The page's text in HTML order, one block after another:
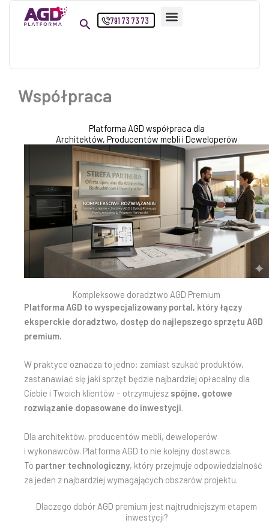
Przejdź
791 73 73 73
Współpraca
Platforma AGD współpraca dla
Architektów, Producentów mebli i Deweloperów
Kompleksowe doradztwo AGD Premium
Platforma AGD to wyspecjalizowany portal, który łączy
eksperckie doradztwo, dostęp do najlepszego sprzętu AGD
premium.
W praktyce oznacza to jedno: zamiast szukać produktów,
zastanawiać się jaki sprzęt będzie najbardziej opłacalny dla
Ciebie i Twoich klientów – otrzymujesz spójne, gotowe
rozwiązanie dopasowane do inwestycji.
Dla architektów, producentów mebli, deweloperów
i wykonawców. Platforma AGD to nie kolejny dostawca.
To partner technologiczny, który przejmuje odpowiedzialność
za jeden z najbardziej wymagających obszarów projektu.
Dlaczego dobór AGD premium jest najtrudniejszym etapem
inwestycji?